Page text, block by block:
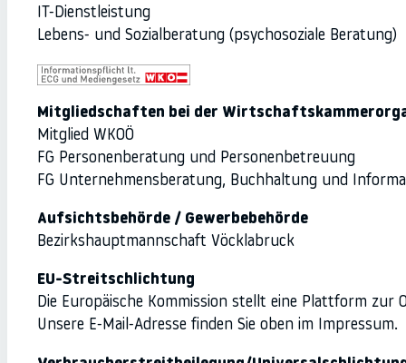
IT-Dienstleistung
Lebens- und Sozialberatung (psychosoziale Beratung)
Mitgliedschaften bei der
Mitglied WKOÖ
FG Personenberatung und Personenbetreuung
FG Unternehmensberatung, Buchhaltung und
Aufsichtsbehörde / Gewerbebehörde
Bezirkshauptmannschaft Vöcklabruck
EU-Streitschlichtung
Die Europäische Kommission stellt eine Plattform zur
Unsere E-Mail-Adresse finden Sie oben im Impressum.